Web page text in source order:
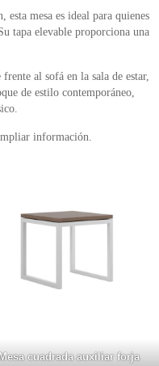
mesa es ideal para quienes
tapa elevable proporciona una
al sofá en la sala de estar,
de estilo contemporáneo,
información.
Mesa cuadrada auxiliar forja